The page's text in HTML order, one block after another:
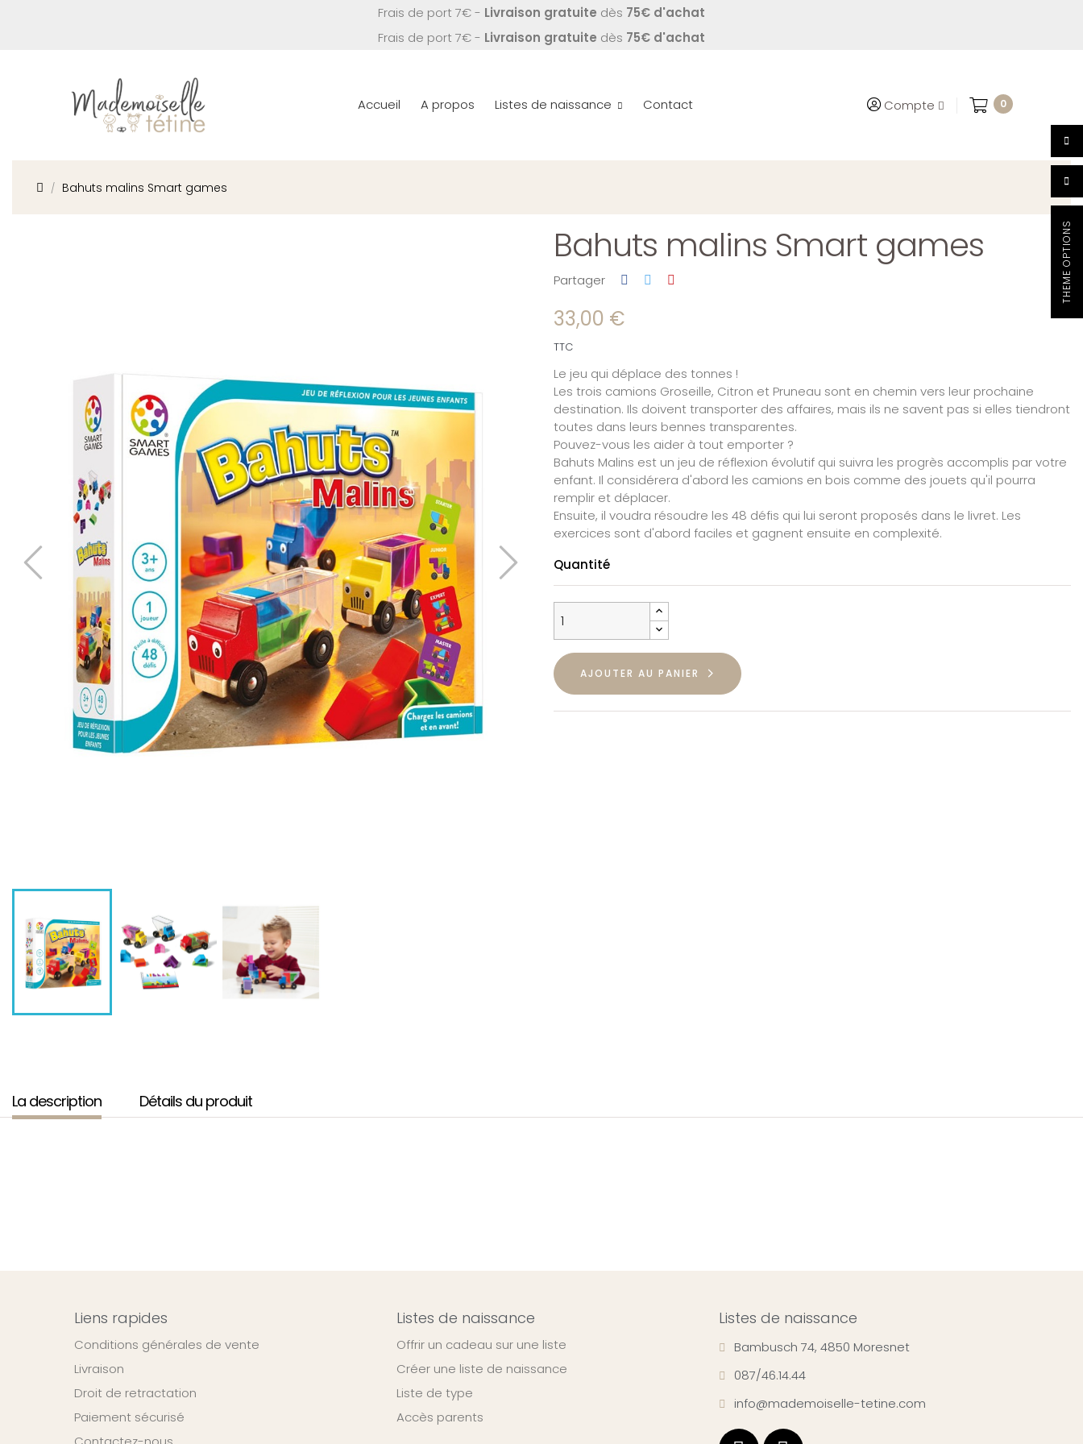
Frais de port 7€ - Livraison gratuite dès 75€ d'achat
Frais de port 7€ - Livraison gratuite dès 75€ d'achat
Accueil A propos Listes de naissance Contact Compte 0
Bahuts malins Smart games
Bahuts malins Smart games
Partager
33,00 €
TTC
Le jeu qui déplace des tonnes !
Les trois camions Groseille, Citron et Pruneau sont en chemin vers leur prochaine
destination. Ils doivent transporter des affaires, mais ils ne savent pas si elles tiendront
toutes dans leurs bennes transparentes.
Pouvez-vous les aider à tout emporter ?
Bahuts Malins est un jeu de réflexion évolutif qui suivra les progrès accomplis par votre
enfant. Il considérera d'abord les camions en bois comme des jouets qu'il pourra
remplir et déplacer.
Ensuite, il voudra résoudre les 48 défis qui lui seront proposés dans le livret. Les
exercices sont d'abord faciles et gagnent ensuite en complexité.
Quantité
AJOUTER AU PANIER
La description Détails du produit
Liens rapides
Conditions générales de vente
Livraison
Droit de retractation
Paiement sécurisé
Listes de naissance
Offrir un cadeau sur une liste
Créer une liste de naissance
Liste de type
Accès parents
Listes de naissance
Bambusch 74, 4850 Moresnet
087/46.14.44
info@mademoiselle-tetine.com
THEME OPTIONS